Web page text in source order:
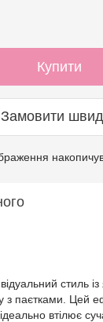
Купити
Замовити
стиль
паєтками. Цей
втілює